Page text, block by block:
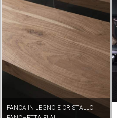
PANCA IN LEGNO E CRISTALLO